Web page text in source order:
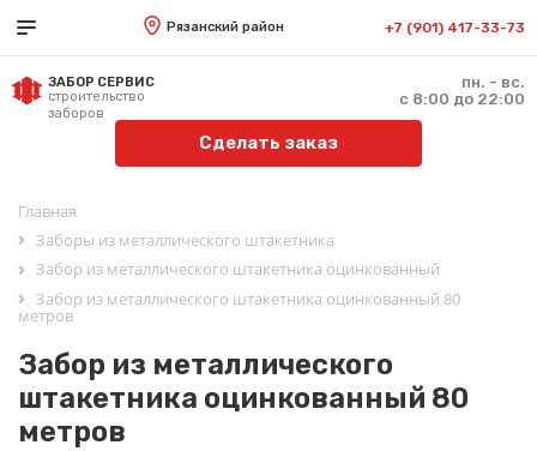
Рязанский район +7 (901) 417-33-73
ЗАБОР СЕРВИС
строительство
заборов
пн. - вс.
с 8:00 до 22:00
Сделать заказ
Главная
Заборы из металлического штакетника
Забор из металлического штакетника оцинкованный
Забор из металлического штакетника оцинкованный 80
метров
Забор из металлического
штакетника оцинкованный 80
метров